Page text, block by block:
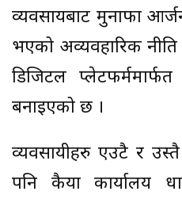
व्यवसायबाट मुनाफा आर्जन
भएको अव्यवहारिक नीति
डिजिटल
बनाइएको छ ।
व्यवसायीहरु एउटै र
पनि कैयौँ कार्यालय